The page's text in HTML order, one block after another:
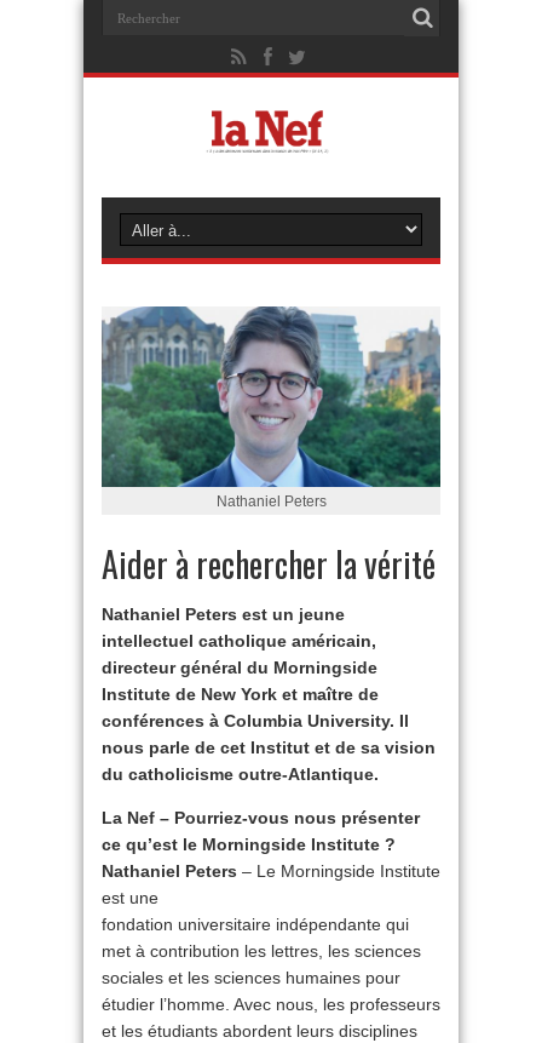
Nathaniel Peters
Aider à rechercher la vérité
Nathaniel Peters est un jeune
intellectuel catholique américain,
directeur général du Morningside
Institute de New York et maître de
conférences à Columbia University. Il
nous parle de cet Institut et de sa vision
du catholicisme outre-Atlantique.
La Nef – Pourriez-vous nous présenter
ce qu’est le Morningside Institute ?
Nathaniel Peters – Le Morningside Institute
est une
fondation universitaire indépendante qui
met à contribution les lettres, les sciences
sociales et les sciences humaines pour
étudier l’homme. Avec nous, les professeurs
et les étudiants abordent leurs disciplines